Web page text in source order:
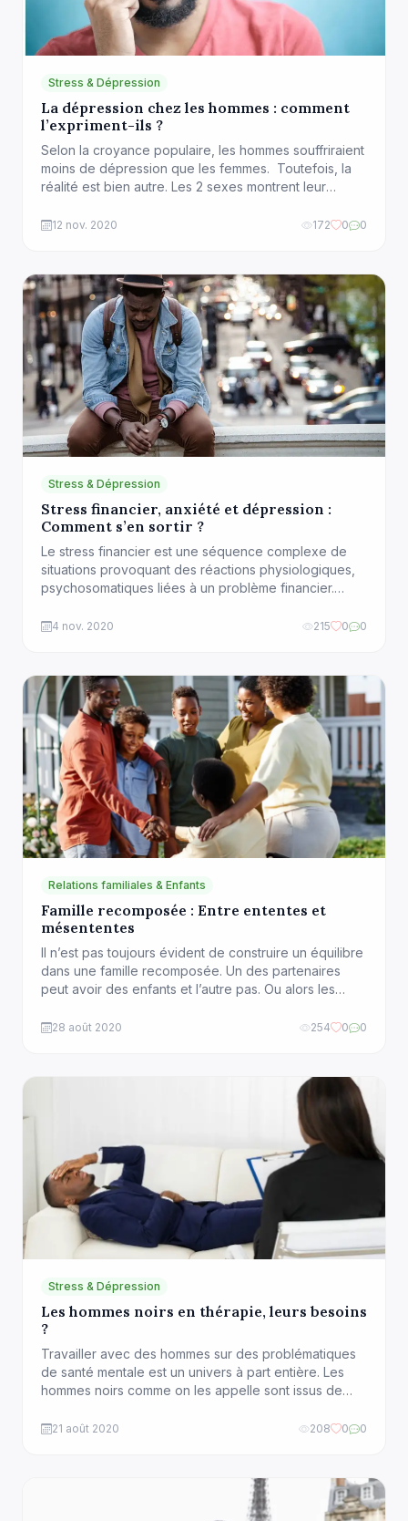
Stress & Dépression
La dépression chez les hommes : comment
l’expriment-ils ?
Selon la croyance populaire, les hommes souffriraient
moins de dépression que les femmes. Toutefois, la
réalité est bien autre. Les 2 sexes montrent leur
caricaturant, on pourrait dire que les femmes
s’isolent. Toutefois, les recherches et […]
12 nov. 2020 172 0 0
Stress & Dépression
Stress financier, anxiété et dépression :
Comment s’en sortir ?
Le stress financier est une séquence complexe de
situations provoquant des réactions physiologiques,
psychosomatiques liées à un problème financier.
l’engrenage de l’endettement alors qu’elles ont un
dépenses. L’une des raisons qui explique cette
situation est […]
4 nov. 2020 215 0 0
Relations familiales & Enfants
Famille recomposée : Entre ententes et
mésententes
Il n’est pas toujours évident de construire un équilibre
dans une famille recomposée. Un des partenaires
peut avoir des enfants et l’autre pas. Ou alors les
discorde qu’on retrouve dans ces familles, il y a la
28 août 2020 254 0 0
Stress & Dépression
Les hommes noirs en thérapie, leurs besoins
?
Travailler avec des hommes sur des problématiques
de santé mentale est un univers à part entière. Les
hommes noirs comme on les appelle sont issus de
socio-économique qui peut également peser de son
21 août 2020 208 0 0